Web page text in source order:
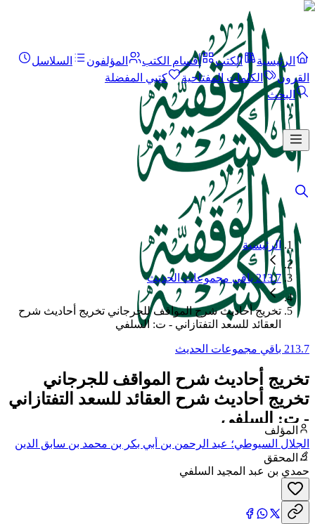
الرئيسية الكتب أقسام الكتب المؤلفون
السلاسل
القرون
الكلمات المفتاحية
كتبي المفضلة
البحث
الرئيسية
213.7 باقي مجموعات الحديث
تخريج أحاديث شرح المواقف للجرجاني تخريج أحاديث شرح
العقائد للسعد التفتازاني - ت: السلفي
213.7 باقي مجموعات الحديث
تخريج أحاديث شرح المواقف للجرجاني
تخريج أحاديث شرح العقائد للسعد التفتازاني
- ت: السلفي
المؤلف
الجلال السيوطي؛ عبد الرحمن بن أبي بكر بن محمد بن سابق الدين
الخضيري السيوطي، جلال الدين
المحقق
حمدي بن عبد المجيد السلفي